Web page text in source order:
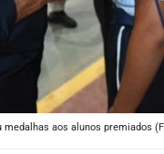
aos alunos premiados